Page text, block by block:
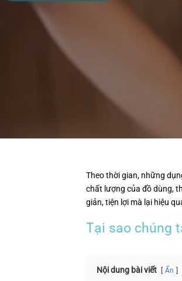
Theo thời gian, những
chất lượng của đồ dùng,
giản, tiện lợi mà lại hiệu
Tại sao chúng
Nội dung bài viết Ẩn